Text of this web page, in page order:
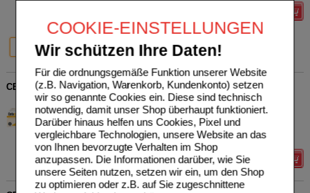
COOKIE-EINSTELLUNGEN
Wir schützen Ihre Daten!
Für die ordnungsgemäße Funktion unserer Website
(z.B. Navigation, Warenkorb, Kundenkonto) setzen
wir so genannte Cookies ein. Diese sind technisch
notwendig, damit unser Shop überhaupt funktioniert.
Darüber hinaus helfen uns Cookies, Pixel und
vergleichbare Technologien, unsere Website an das
von Ihnen bevorzugte Verhalten im Shop
anzupassen. Die Informationen darüber, wie Sie
unsere Seiten nutzen, setzen wir ein, um den Shop
zu optimieren oder z.B. auf Sie zugeschnittene
60 St 100 St
CEFACUR Hartkapseln
Cefak KG
14218091
60 St Hartkapseln
UVP**
Unser Preis*
Sie sparen 4,90 €
Details